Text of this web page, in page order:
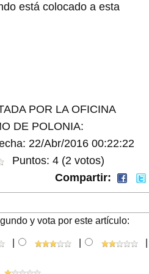
está colocado a esta
POR LA OFICINA
DE POLONIA:
22/Abr/2016 00:22:22
Puntos: 4 (2 votos)
Compartir:
y vota por este artículo: